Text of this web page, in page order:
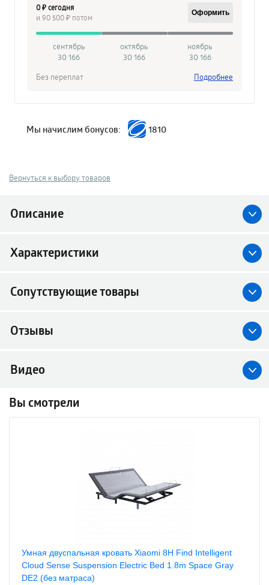
0 ₽ сегодня
и 90 500 ₽ потом
Оформить
сентябрь
30 166
октябрь
30 166
ноябрь
30 166
Без переплат
Подробнее
Мы начислим бонусов: 1810
Вернуться к выбору товаров
Описание
Характеристики
Сопутствующие товары
Отзывы
Видео
Вы смотрели
Умная двуспальная кровать Xiaomi 8H Find Intelligent
Cloud Sense Suspension Electric Bed 1.8m Space Gray
DE2 (без матраса)